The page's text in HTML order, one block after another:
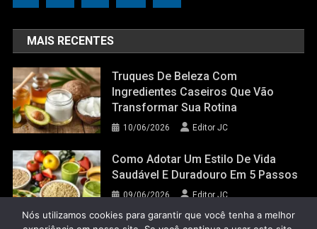
MAIS RECENTES
Truques De Beleza Com
Ingredientes Caseiros Que Vão
Transformar Sua Rotina
10/06/2026 Editor JC
Como Adotar Um Estilo De Vida
Saudável E Duradouro Em 5 Passos
09/06/2026 Editor JC
Nós utilizamos cookies para garantir que você tenha a melhor